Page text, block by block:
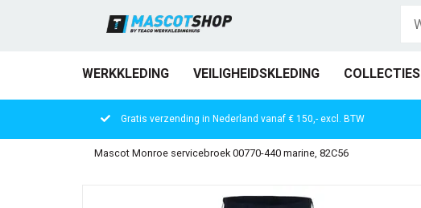
WERKKLEDING VEILIGHEIDSKLEDING COLLECTIES
Gratis verzending in Nederland vanaf € 150,- excl. BTW
Mascot Monroe servicebroek 00770-440 marine, 82C56